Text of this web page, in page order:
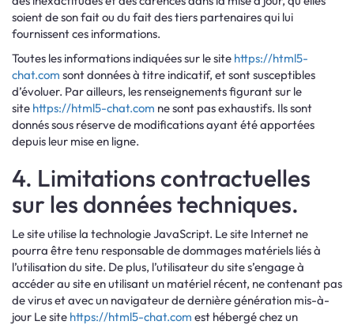
soient de son fait ou du fait des tiers partenaires qui lui
fournissent ces informations.
Toutes les informations indiquées sur le site https://html5-
chat.com sont données à titre indicatif, et sont susceptibles
d’évoluer. Par ailleurs, les renseignements figurant sur le
site https://html5-chat.com ne sont pas exhaustifs. Ils sont
donnés sous réserve de modifications ayant été apportées
depuis leur mise en ligne.
4. Limitations contractuelles
sur les données techniques.
Le site utilise la technologie JavaScript. Le site Internet ne
pourra être tenu responsable de dommages matériels liés à
l’utilisation du site. De plus, l’utilisateur du site s’engage à
accéder au site en utilisant un matériel récent, ne contenant pas
de virus et avec un navigateur de dernière génération mis-à-
jour Le site https://html5-chat.com est hébergé chez un